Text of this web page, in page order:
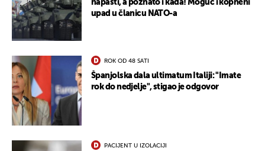
napasti, a poznato i kada! Moguć i kopneni
upad u članicu NATO-a
ROK OD 48 SATI
Španjolska dala ultimatum Italiji: "Imate
rok do nedjelje", stigao je odgovor
PACIJENT U IZOLACIJI